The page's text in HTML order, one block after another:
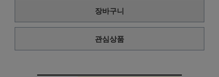
장바구니
관심상품